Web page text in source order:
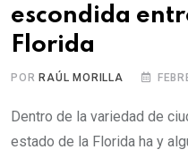
escondida
Florida
POR RAÚL MORILLA
Dentro de la variedad de
estado de la Florida ha y